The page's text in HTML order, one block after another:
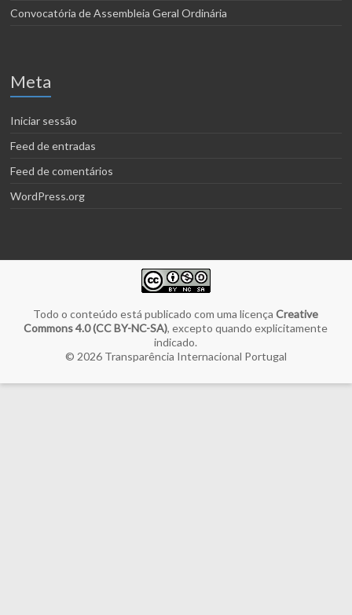
Convocatória de Assembleia Geral Ordinária
Meta
Iniciar sessão
Feed de entradas
Feed de comentários
WordPress.org
Todo o conteúdo está publicado com uma licençaCreative
Commons 4.0 (CC BY-NC-SA), excepto quando explicitamente
indicado.
© 2026 Transparência Internacional Portugal